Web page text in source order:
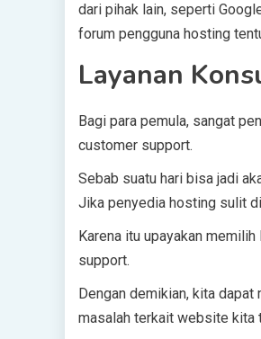
dari pihak lain, seperti
forum pengguna hosting
Layanan
Bagi para pemula, sangat
customer support.
Sebab suatu hari bisa jadi
Jika penyedia hosting sulit
Karena itu upayakan
support.
Dengan demikian, kita
masalah terkait website kita